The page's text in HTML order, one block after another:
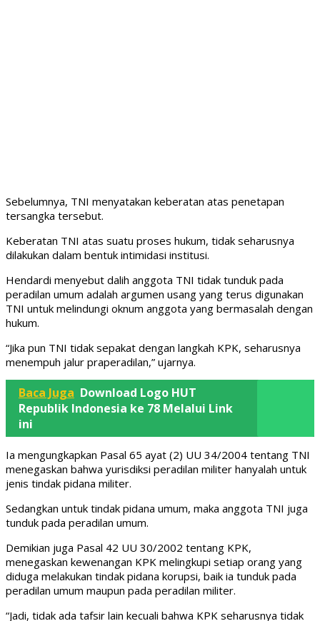
Sebelumnya, TNI menyatakan keberatan atas penetapan
tersangka tersebut.
Keberatan TNI atas suatu proses hukum, tidak seharusnya
dilakukan dalam bentuk intimidasi institusi.
Hendardi menyebut dalih anggota TNI tidak tunduk pada
peradilan umum adalah argumen usang yang terus digunakan
TNI untuk melindungi oknum anggota yang bermasalah dengan
hukum.
“Jika pun TNI tidak sepakat dengan langkah KPK, seharusnya
menempuh jalur praperadilan,” ujarnya.
Baca Juga Download Logo HUT
Republik Indonesia ke 78 Melalui Link
ini
Ia mengungkapkan Pasal 65 ayat (2) UU 34/2004 tentang TNI
menegaskan bahwa yurisdiksi peradilan militer hanyalah untuk
jenis tindak pidana militer.
Sedangkan untuk tindak pidana umum, maka anggota TNI juga
tunduk pada peradilan umum.
Demikian juga Pasal 42 UU 30/2002 tentang KPK,
menegaskan kewenangan KPK melingkupi setiap orang yang
diduga melakukan tindak pidana korupsi, baik ia tunduk pada
peradilan umum maupun pada peradilan militer.
“Jadi, tidak ada tafsir lain kecuali bahwa KPK seharusnya tidak